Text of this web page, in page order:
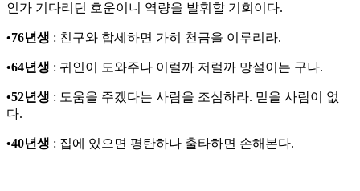
인가 기다리던 호운이니 역량을 발휘할 기회이다.
•76년생 : 친구와 합세하면 가히 천금을 이루리라.
•64년생 : 귀인이 도와주나 이럴까 저럴까 망설이는 구나.
•52년생 : 도움을 주겠다는 사람을 조심하라. 믿을 사람이 없
다.
•40년생 : 집에 있으면 평탄하나 출타하면 손해본다.